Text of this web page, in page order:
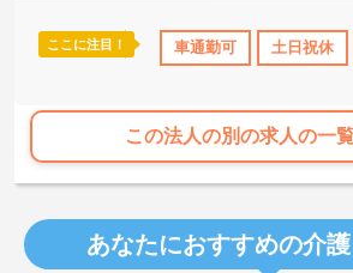
産休･育休･介護休暇取得実績あり
ここに注目！ 車通勤可 土日祝休
この法人の別の求人の一
あなたにおすすめの介